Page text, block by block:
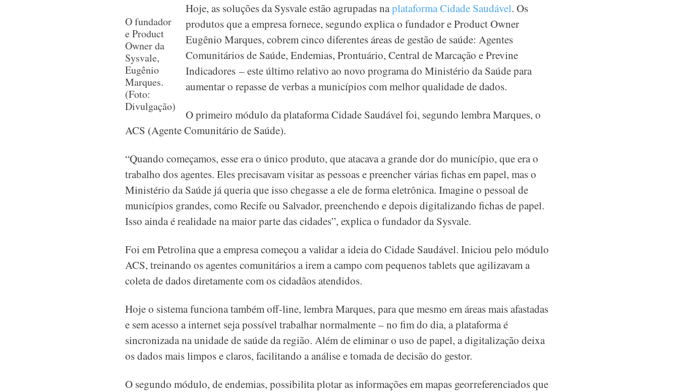
O fundador
e Product
Owner da
Sysvale,
Eugênio
Marques.
(Foto:
Divulgação)
Hoje, as soluções da Sysvale estão agrupadas naplataforma Cidade Saudável. Os
produtos que a empresa fornece, segundo explica o fundador e Product Owner
Eugênio Marques, cobrem cinco diferentes áreas de gestão de saúde: Agentes
Comunitários de Saúde, Endemias, Prontuário, Central de Marcação e Previne
Indicadores – este último relativo ao novo programa do Ministério da Saúde para
aumentar o repasse de verbas a municípios com melhor qualidade de dados.
O primeiro módulo da plataforma Cidade Saudável foi, segundo lembra Marques, o
ACS (Agente Comunitário de Saúde).
“Quando começamos, esse era o único produto, que atacava a grande dor do município, que era o
trabalho dos agentes. Eles precisavam visitar as pessoas e preencher várias fichas em papel, mas o
Ministério da Saúde já queria que isso chegasse a ele de forma eletrônica. Imagine o pessoal de
municípios grandes, como Recife ou Salvador, preenchendo e depois digitalizando fichas de papel.
Isso ainda é realidade na maior parte das cidades”, explica o fundador da Sysvale.
Foi em Petrolina que a empresa começou a validar a ideia do Cidade Saudável. Iniciou pelo módulo
ACS, treinando os agentes comunitários a irem a campo com pequenos tablets que agilizavam a
coleta de dados diretamente com os cidadãos atendidos.
Hoje o sistema funciona também off-line, lembra Marques, para que mesmo em áreas mais afastadas
e sem acesso a internet seja possível trabalhar normalmente – no fim do dia, a plataforma é
sincronizada na unidade de saúde da região. Além de eliminar o uso de papel, a digitalização deixa
os dados mais limpos e claros, facilitando a análise e tomada de decisão do gestor.
O segundo módulo, de endemias, possibilita plotar as informações em mapas georreferenciados que